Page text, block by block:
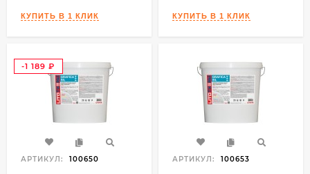
-1 189
₽
АРТИКУЛ: 100650 АРТИКУЛ: 100653